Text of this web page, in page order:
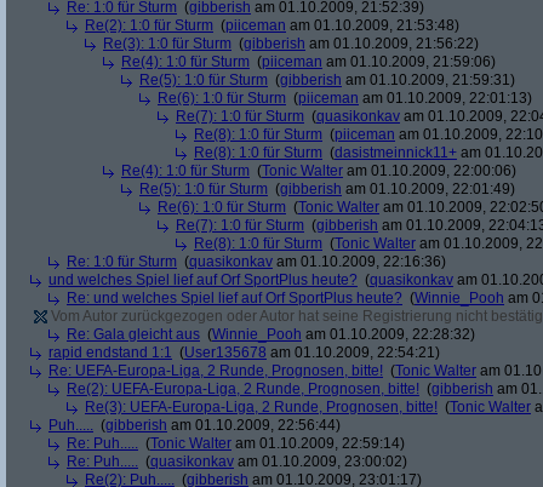
Re: 1:0 für Sturm (gibberish am 01.10.2009, 21:52:39)
Re(2): 1:0 für Sturm (piiceman am 01.10.2009, 21:53:48)
Re(3): 1:0 für Sturm (gibberish am 01.10.2009, 21:56:22)
Re(4): 1:0 für Sturm (piiceman am 01.10.2009, 21:59:06)
Re(5): 1:0 für Sturm (gibberish am 01.10.2009, 21:59:31)
Re(6): 1:0 für Sturm (piiceman am 01.10.2009, 22:01:13)
Re(7): 1:0 für Sturm (quasikonkav am 01.10.2009,
Re(8): 1:0 für Sturm (piiceman am 01.10.2009,
Re(8): 1:0 für Sturm (dasistmeinnick11+ am
Re(4): 1:0 für Sturm (Tonic Walter am 01.10.2009, 22:00:06)
Re(5): 1:0 für Sturm (gibberish am 01.10.2009, 22:01:49)
Re(6): 1:0 für Sturm (Tonic Walter am 01.10.2009,
Re(7): 1:0 für Sturm (gibberish am 01.10.2009,
Re(8): 1:0 für Sturm (Tonic Walter am 01.10.2009,
Re: 1:0 für Sturm (quasikonkav am 01.10.2009, 22:16:36)
und welches Spiel lief auf Orf SportPlus heute? (quasikonkav am
Re: und welches Spiel lief auf Orf SportPlus heute? (Winnie_Pooh am
Vom Autor zurückgezogen oder Autor hat seine Registrierung nicht
Re: Gala gleicht aus (Winnie_Pooh am 01.10.2009, 22:28:32)
rapid endstand 1:1 (User135678 am 01.10.2009, 22:54:21)
Re: UEFA-Europa-Liga, 2 Runde, Prognosen, bitte! (Tonic Walter am
Re(2): UEFA-Europa-Liga, 2 Runde, Prognosen, bitte! (gibberish am
Re(3): UEFA-Europa-Liga, 2 Runde, Prognosen, bitte! (Tonic Walter
Puh..... (gibberish am 01.10.2009, 22:56:44)
Re: Puh..... (Tonic Walter am 01.10.2009, 22:59:14)
Re: Puh..... (quasikonkav am 01.10.2009, 23:00:02)
Re(2): Puh..... (gibberish am 01.10.2009, 23:01:17)